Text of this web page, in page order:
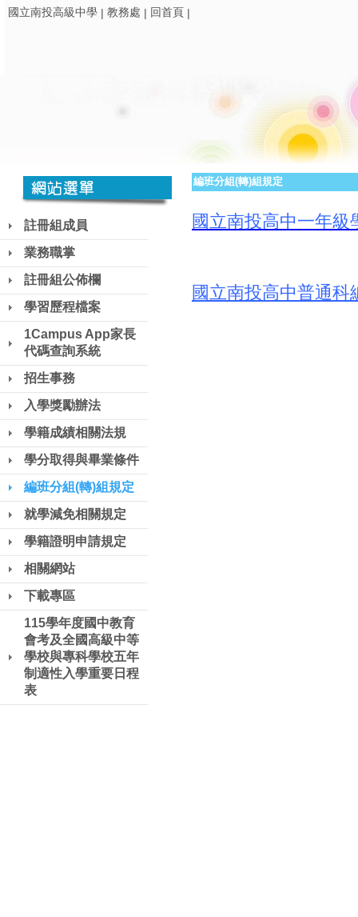
國立南投高級中學 | 教務處 | 回首頁 |
註冊組成員
業務職掌
註冊組公佈欄
學習歷程檔案
1Campus App家長
代碼查詢系統
招生事務
入學獎勵辦法
學籍成績相關法規
學分取得與畢業條件
編班分組(轉)組規定
就學減免相關規定
學籍證明申請規定
相關網站
下載專區
115學年度國中教育
會考及全國高級中等
學校與專科學校五年
制適性入學重要日程
表
編班分組(轉)組規定
國立南投高中一年
國立南投高中普通